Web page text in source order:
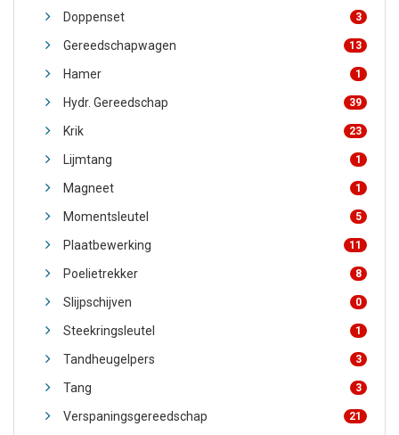
Doppenset 3
Gereedschapwagen 13
Hamer 1
Hydr. Gereedschap 39
Krik 23
Lijmtang 1
Magneet 1
Momentsleutel 5
Plaatbewerking 11
Poelietrekker 8
Slijpschijven 0
Steekringsleutel 1
Tandheugelpers 3
Tang 3
Verspaningsgereedschap 21